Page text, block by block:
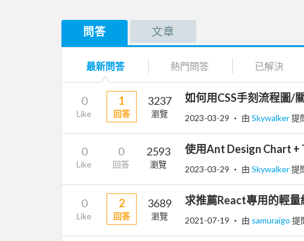
問答 文章
最新問答 熱門問答 已解決
0
Like
1
回答
3237
瀏覽
如何用CSS手刻流程圖/
2023-03-29 ‧ 由 Skywalker提
0
Like
0
回答
2593
瀏覽
使用Ant Design Chart +
2023-03-29 ‧ 由 Skywalker提
0
Like
2
回答
3689
瀏覽
求推薦React專用的輕
2021-07-19 ‧ 由 samuraigo 提